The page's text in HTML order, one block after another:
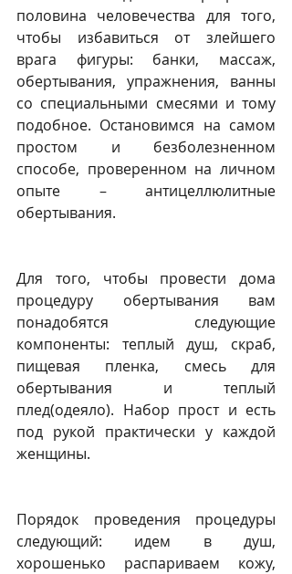
половина человечества для того,
чтобы избавиться от злейшего
врага фигуры: банки, массаж,
обертывания, упражнения, ванны
со специальными смесями и тому
подобное. Остановимся на самом
простом и безболезненном
способе, проверенном на личном
опыте – антицеллюлитные
обертывания.
Для того, чтобы провести дома
процедуру обертывания вам
понадобятся следующие
компоненты: теплый душ, скраб,
пищевая пленка, смесь для
обертывания и теплый
плед(одеяло). Набор прост и есть
под рукой практически у каждой
женщины.
Порядок проведения процедуры
следующий: идем в душ,
хорошенько распариваем кожу,